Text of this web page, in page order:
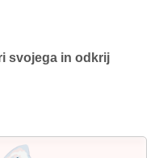
svojega in odkrij